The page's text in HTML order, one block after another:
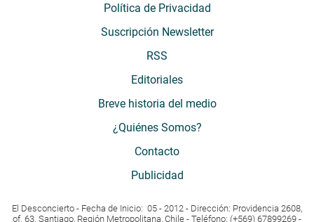
Política de Privacidad
Suscripción Newsletter
RSS
Editoriales
Breve historia del medio
¿Quiénes Somos?
Contacto
Publicidad
El Desconcierto - Fecha de Inicio: 05 - 2012 - Dirección: Providencia 2608,
of. 63. Santiago, Región Metropolitana, Chile - Teléfono: (+569) 67899269 -